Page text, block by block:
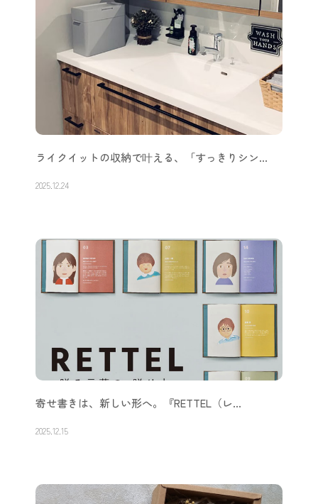
ライクイットの収納で叶える、「すっきりシン…
2025.12.24
寄せ書きは、新しい形へ。『RETTEL（レ…
2025.12.15